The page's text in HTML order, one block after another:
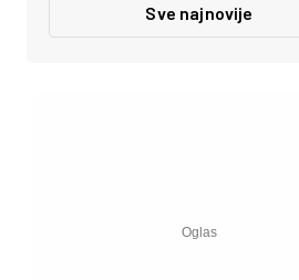
Sve najnovije